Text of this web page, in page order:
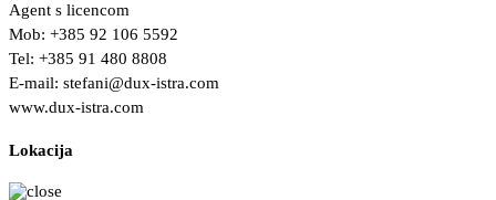
Agent s licencom
Mob: +385 92 106 5592
Tel: +385 91 480 8808
E-mail: stefani@dux-istra.com
www.dux-istra.com
Lokacija